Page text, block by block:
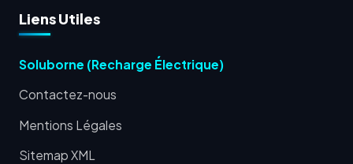
Liens Utiles
Soluborne (Recharge Électrique)
Contactez-nous
Mentions Légales
Sitemap XML